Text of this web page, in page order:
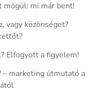
mögül: mi már bent!
vagy közönséget?
Elfogyott a figyelem!
– marketing útmutató a